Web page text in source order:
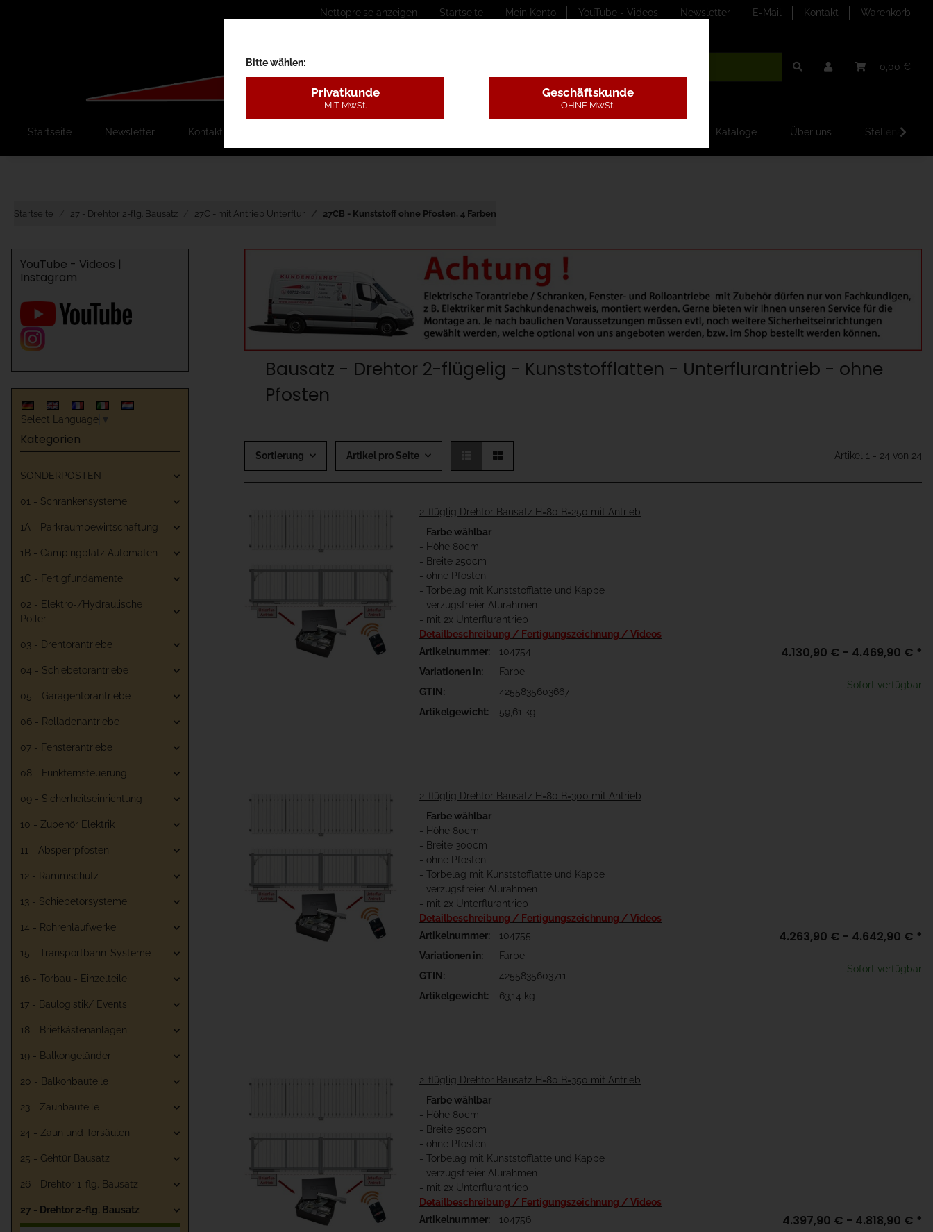
Nettopreise anzeigen Startseite Mein Konto YouTube - Videos Newsletter E-Mail Kontakt Warenkorb
0,00 €
Startseite Newsletter Kontakt Kataloge Über uns
Startseite 27 - Drehtor 2-flg. Bausatz 27C - mit Antrieb Unterflur 27CB - Kunststoff ohne Pfosten, 4 Farben
Bausatz - Drehtor 2-flügelig - Kunststofflatten - Unterflurantrieb - ohne
Pfosten
Sortierung Artikel pro Seite Artikel 1 - 24 von 24
2-flüglig Drehtor Bausatz H=80 B=250 mit Antrieb
- Farbe wählbar
- Höhe 80cm
- Breite 250cm
- ohne Pfosten
- Torbelag mit Kunststofflatte und Kappe
- verzugsfreier Alurahmen
- mit 2x Unterflurantrieb
Detailbeschreibung / Fertigungszeichnung / Videos
Artikelnummer:
104754
Variationen in:
Farbe
GTIN:
4255835603667
Artikelgewicht:
59,61 kg
4.130,90 € - 4.469,90 € *
Sofort verfügbar
2-flüglig Drehtor Bausatz H=80 B=300 mit Antrieb
- Farbe wählbar
- Höhe 80cm
- Breite 300cm
- ohne Pfosten
- Torbelag mit Kunststofflatte und Kappe
- verzugsfreier Alurahmen
- mit 2x Unterflurantrieb
Detailbeschreibung / Fertigungszeichnung / Videos
Artikelnummer:
104755
Variationen in:
Farbe
GTIN:
4255835603711
Artikelgewicht:
63,14 kg
4.263,90 € - 4.642,90 € *
Sofort verfügbar
2-flüglig Drehtor Bausatz H=80 B=350 mit Antrieb
- Farbe wählbar
- Höhe 80cm
- Breite 350cm
- ohne Pfosten
- Torbelag mit Kunststofflatte und Kappe
- verzugsfreier Alurahmen
- mit 2x Unterflurantrieb
Detailbeschreibung / Fertigungszeichnung / Videos
Artikelnummer:
104756
4.397,90 € - 4.818,90 € *
YouTube - Videos |
Instagram
Select Language ▼
Kategorien
SONDERPOSTEN
01 - Schrankensysteme
1A - Parkraumbewirtschaftung
1B - Campingplatz Automaten
1C - Fertigfundamente
02 - Elektro-/Hydraulische
Poller
03 - Drehtorantriebe
04 - Schiebetorantriebe
05 - Garagentorantriebe
06 - Rolladenantriebe
07 - Fensterantriebe
08 - Funkfernsteuerung
09 - Sicherheitseinrichtung
10 - Zubehör Elektrik
11 - Absperrpfosten
12 - Rammschutz
13 - Schiebetorsysteme
14 - Röhrenlaufwerke
15 - Transportbahn-Systeme
16 - Torbau - Einzelteile
17 - Baulogistik/ Events
18 - Briefkästenanlagen
19 - Balkongeländer
20 - Balkonbauteile
23 - Zaunbauteile
24 - Zaun und Torsäulen
25 - Gehtür Bausatz
26 - Drehtor 1-flg. Bausatz
27 - Drehtor 2-flg. Bausatz
Bitte wählen:
Privatkunde
MIT MwSt.
Geschäftskunde
OHNE MwSt.